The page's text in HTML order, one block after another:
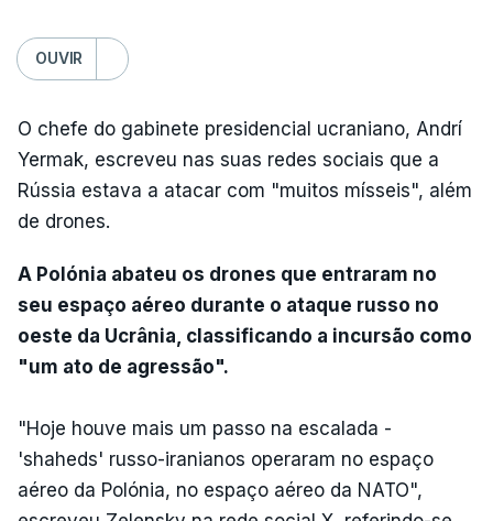
OUVIR
O chefe do gabinete presidencial ucraniano, Andrí
Yermak, escreveu nas suas redes sociais que a
Rússia estava a atacar com "muitos mísseis", além
de drones.
A Polónia abateu os drones que entraram no
seu espaço aéreo durante o ataque russo no
oeste da Ucrânia, classificando a incursão como
"um ato de agressão".
"Hoje houve mais um passo na escalada -
'shaheds' russo-iranianos operaram no espaço
aéreo da Polónia, no espaço aéreo da NATO",